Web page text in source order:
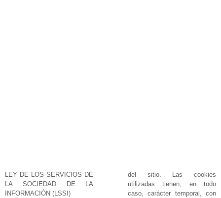
LEY DE LOS SERVICIOS DE
LA SOCIEDAD DE LA
INFORMACIÓN (LSSI)
del sitio. Las cookies
utilizadas tienen, en todo
caso, carácter temporal, con